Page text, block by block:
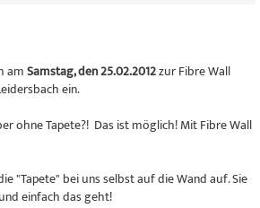
amSamstag, den 25.02.2012zur Fibre Wall
ein.
ohne Tapete?! Das ist möglich! Mit Fibre Wall
"Tapete" bei uns selbst auf die Wand auf. Sie
einfach das geht!